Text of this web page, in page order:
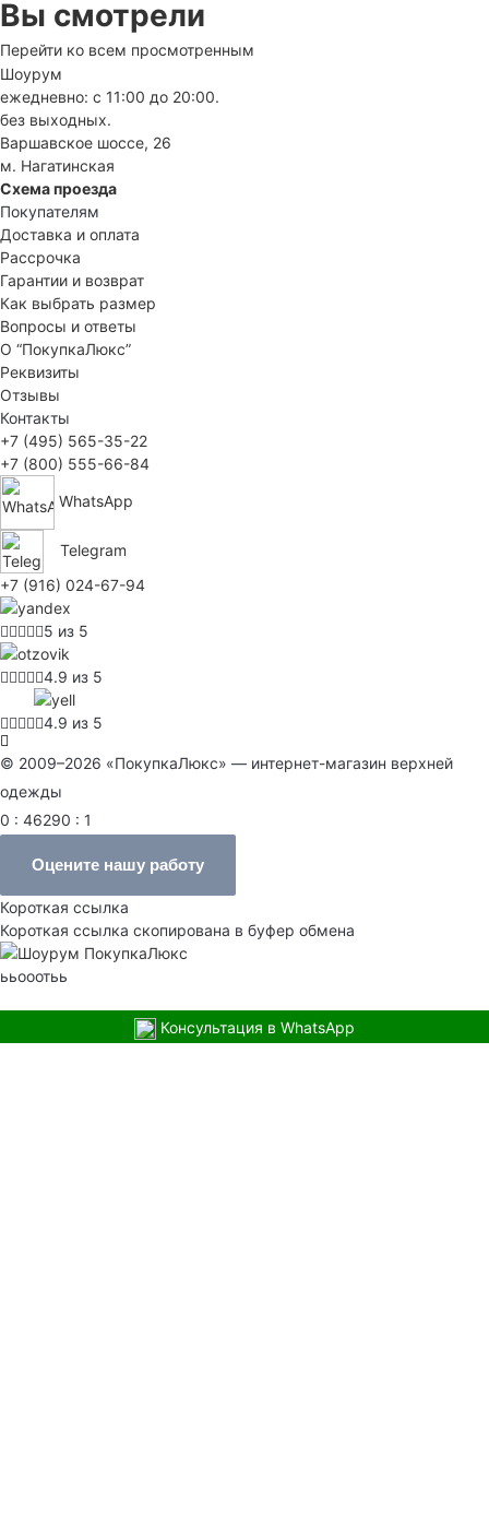
Вы смотрели
Перейти ко всем просмотренным
Шоурум
ежедневно: с 11:00 до 20:00.
без выходных.
Варшавское шоссе, 26
м. Нагатинская
Схема проезда
Покупателям
Доставка и оплата
Рассрочка
Гарантии и возврат
Как выбрать размер
Вопросы и ответы
О “ПокупкаЛюкс”
Реквизиты
Отзывы
Контакты
+7 (495) 565-35-22
+7 (800) 555-66-84
WhatsApp
Telegram
+7 (916) 024-67-94
5 из 5
4.9 из 5
4.9 из 5
© 2009–2026 «ПокупкаЛюкс» — интернет-магазин верхней
одежды
0 : 46290 : 1
Оцените нашу работу
Короткая ссылка
Короткая ссылка скопирована в буфер обмена
ььооотьь
Консультация в WhatsApp